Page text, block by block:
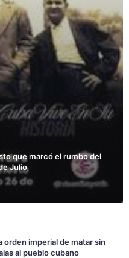
que marcó el rumbo del
Julio
orden imperial de matar sin
al pueblo cubano